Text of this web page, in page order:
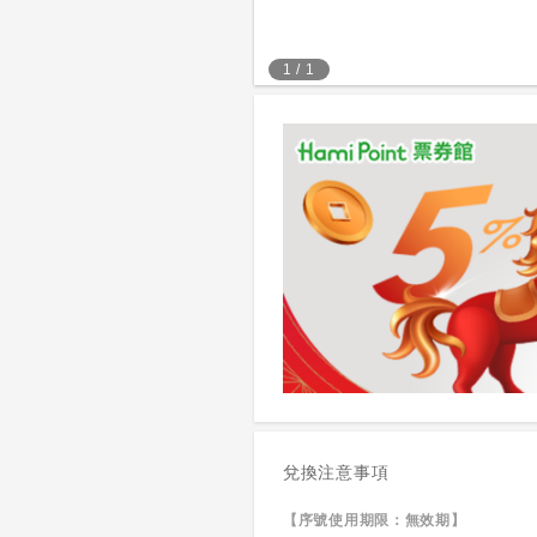
1 / 1
兌換注意事項
【序號使用期限：無效期】